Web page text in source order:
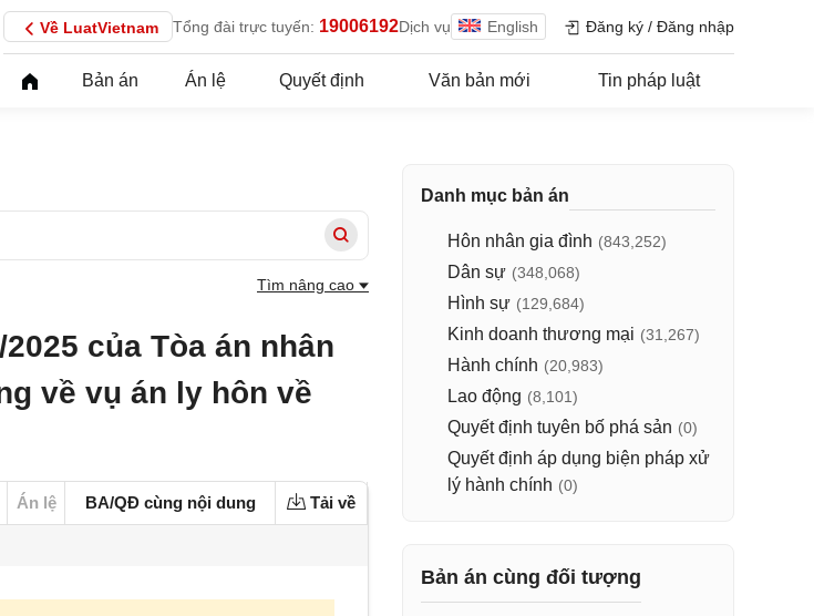
Về LuatVietnam Tổng đài trực tuyến: 19006192Dịch vụ English Đăng ký / Đăng nhập
Bản án Án lệ Quyết định Văn bản mới Tin pháp luật
Tìm nâng cao
của Tòa án nhân
về vụ án ly hôn về
Án lệ BA/QĐ cùng nội dung Tải về
Danh mục bản án
Hôn nhân gia đình (843,252)
Dân sự (348,068)
Hình sự (129,684)
Kinh doanh thương mại (31,267)
Hành chính (20,983)
Lao động (8,101)
Quyết định tuyên bố phá sản (0)
Quyết định áp dụng biện pháp xử
lý hành chính (0)
Bản án cùng đối tượng